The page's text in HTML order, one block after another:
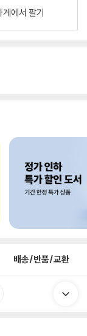
게에서 팔기
배송/반품/교환